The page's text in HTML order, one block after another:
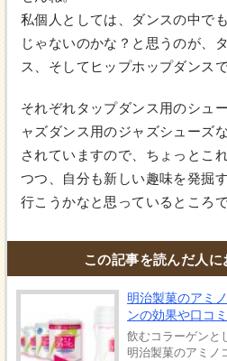
私個人としては、ダンスの中で
じゃないのかな？と思うのが、
ス、そしてヒップホップダンスで
それぞれタップダンス用のシュ
ャズダンス用のジャズシューズ
されていますので、ちょっとこ
つつ、自分も新しい趣味を発掘
行こうかなと思っているところで
この記事を読んだ人
明治製菓のアミ
ンの効果や口コ
飲むコラーゲンと
明治製菓のアミノ